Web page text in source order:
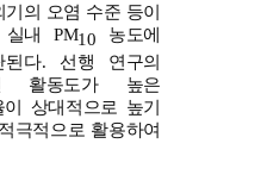
의 오염 수준 등이
내 PM10 농도에
다. 선행 연구의
활동도가 높은
상대적으로 높기
극적으로 활용하여